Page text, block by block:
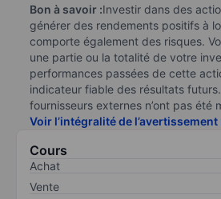
Bon à savoir :Investir dans des
générer des rendements positifs à
comporte également des risques.
une partie ou la totalité de votre
performances passées de cette
indicateur fiable des résultats
fournisseurs externes n’ont pas été
Voir l’intégralité de
Cours
Achat
Vente